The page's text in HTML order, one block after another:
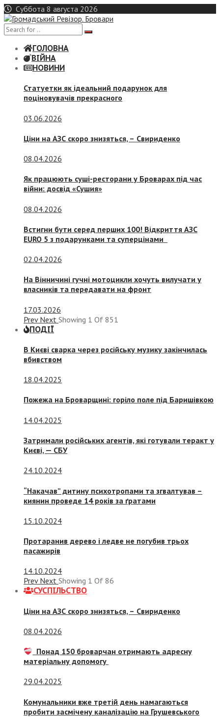
Skip
to
content
Суббота 8 августа 2026
ГОЛОВНА
ВІЙНА
НОВИНИ
Статуетки як ідеальний подарунок для
поціновувачів прекрасного
03.06.2026
Ціни на АЗС скоро знизяться, – Свириденко
08.04.2026
Як працюють суші-ресторани у Броварах під час
війни: досвід «Сушия»
08.04.2026
Встигни бути серед перших 100! Відкриття АЗС
EURO 5 з подарунками та суперцінами
02.04.2026
На Вінничині гучні мотоцикли хочуть вилучати у
власників та передавати на фронт
17.03.2026
Prev Next Showing 1 Of 851
ПОДІЇ
В Києві сварка через російську музику закінчилась
вбивством
18.04.2025
Пожежа на Броварщині: горіло поле під Баришівкою
14.04.2025
Затримали російських агентів, які готували теракт у
Києві, — СБУ
24.10.2024
“Накачав” дитину психотропами та згвалтував –
киянин проведе 14 років за ґратами
15.10.2024
Протаранив дерево і ледве не погубив трьох
пасажирів
14.10.2024
Prev Next Showing 1 Of 86
СУСПIЛЬСТВО
Ціни на АЗС скоро знизяться, – Свириденко
08.04.2026
Понад 150 броварчан отримають адресну
матеріальну допомогу
29.04.2025
Комунальники вже третій день намагаються
пробити засмічену каналізацію на Грушевського